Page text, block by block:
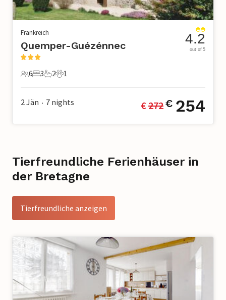
Frankreich
Quemper-Guézénnec
6 Gäste
6
3 Schlafzimmer
3
2 Badezimmer
2
1 Haustier
1
4.2
out of 5
2 Jän • 7 nights € 272€ 254
Tierfreundliche Ferienhäuser in
der Bretagne
Tierfreundliche anzeigen